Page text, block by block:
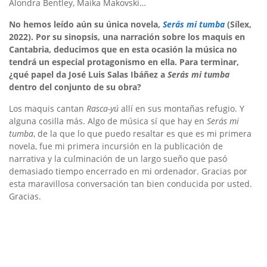
Alondra Bentley, Maika Makovski…
No hemos leído aún su única novela, Serás mi tumba (Sílex,
2022). Por su sinopsis, una narración sobre los maquis en
Cantabria, deducimos que en esta ocasión la música no
tendrá un especial protagonismo en ella. Para terminar,
¿qué papel da José Luis Salas Ibáñez a Serás mi tumba
dentro del conjunto de su obra?
Los maquis cantan Rasca-yú allí en sus montañas refugio. Y
alguna cosilla más. Algo de música sí que hay en Serás mi
tumba, de la que lo que puedo resaltar es que es mi primera
novela, fue mi primera incursión en la publicación de
narrativa y la culminación de un largo sueño que pasó
demasiado tiempo encerrado en mi ordenador. Gracias por
esta maravillosa conversación tan bien conducida por usted.
Gracias.